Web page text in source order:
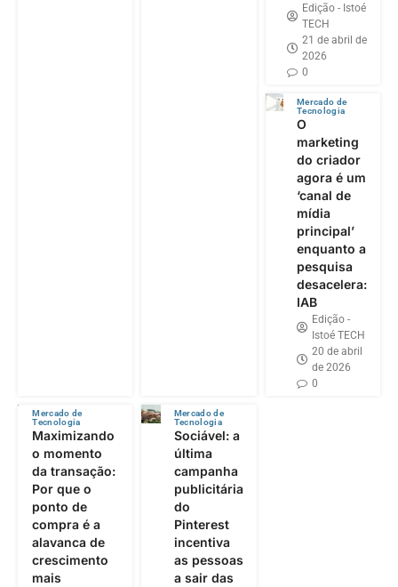
Edição - Istoé
TECH
21 de abril de
2026
0
Mercado de
Tecnologia
O
marketing
do criador
agora é um
‘canal de
mídia
principal’
enquanto a
pesquisa
desacelera:
IAB
Edição -
Istoé TECH
20 de abril
de 2026
0
Mercado de
Tecnologia
Maximizando
o momento
da transação:
Por que o
ponto de
compra é a
alavanca de
crescimento
mais
Mercado de
Tecnologia
Sociável: a
última
campanha
publicitária
do
Pinterest
incentiva
as pessoas
a sair das